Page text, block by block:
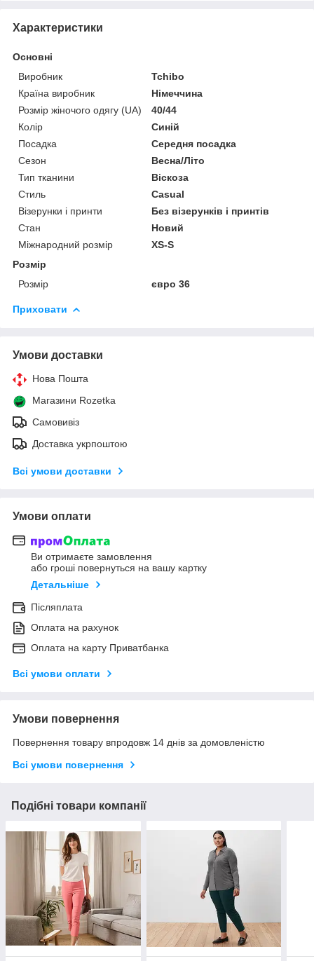
Характеристики
Основні
Виробник
Tchibo
Країна виробник
Німеччина
Розмір жіночого одягу (UA)
40/44
Колір
Синій
Посадка
Середня посадка
Сезон
Весна/Літо
Тип тканини
Віскоза
Стиль
Casual
Візерунки і принти
Без візерунків і принтів
Стан
Новий
Міжнародний розмір
XS-S
Розмір
Розмір
євро 36
Приховати
Умови доставки
Нова Пошта
Магазини Rozetka
Самовивіз
Доставка укрпоштою
Всі умови доставки
Умови оплати
Ви отримаєте замовлення
або гроші повернуться на вашу картку
Детальніше
Післяплата
Оплата на рахунок
Оплата на карту Приватбанка
Всі умови оплати
Умови повернення
Повернення товару впродовж 14 днів за домовленістю
Всі умови повернення
Подібні товари компанії